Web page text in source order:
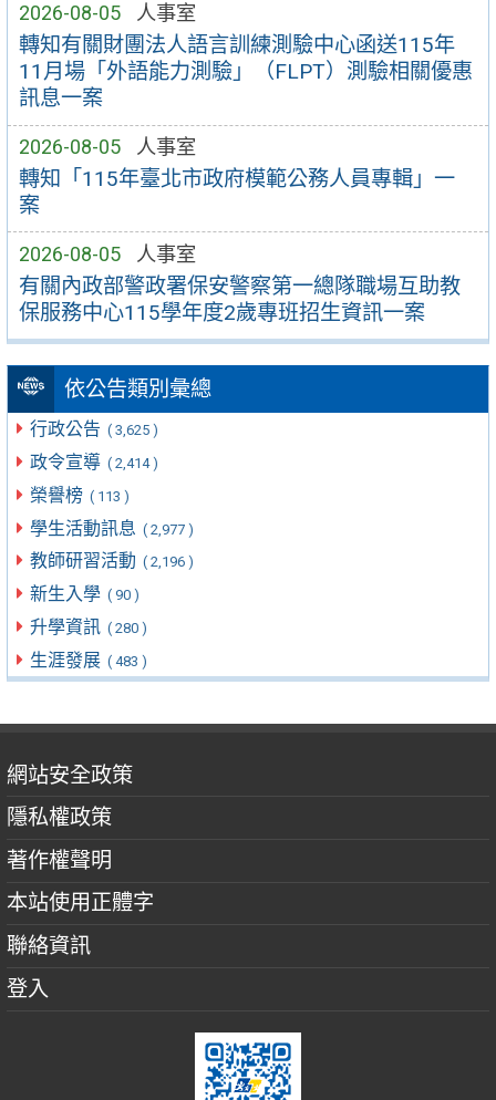
2026-08-05 人事室
轉知有關財團法人語言訓練測驗中心函送115年
11月場「外語能力測驗」（FLPT）測驗相關優惠
訊息一案
2026-08-05 人事室
轉知「115年臺北市政府模範公務人員專輯」一
案
2026-08-05 人事室
有關內政部警政署保安警察第一總隊職場互助教
保服務中心115學年度2歲專班招生資訊一案
依公告類別彙總
行政公告 ( 3,625 )
政令宣導 ( 2,414 )
榮譽榜 ( 113 )
學生活動訊息 ( 2,977 )
教師研習活動 ( 2,196 )
新生入學 ( 90 )
升學資訊 ( 280 )
生涯發展 ( 483 )
網站安全政策
隱私權政策
著作權聲明
本站使用正體字
聯絡資訊
登入